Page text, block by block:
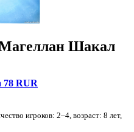
Шакал
78 RUR
игроков: 2–4, возраст: 8 лет,